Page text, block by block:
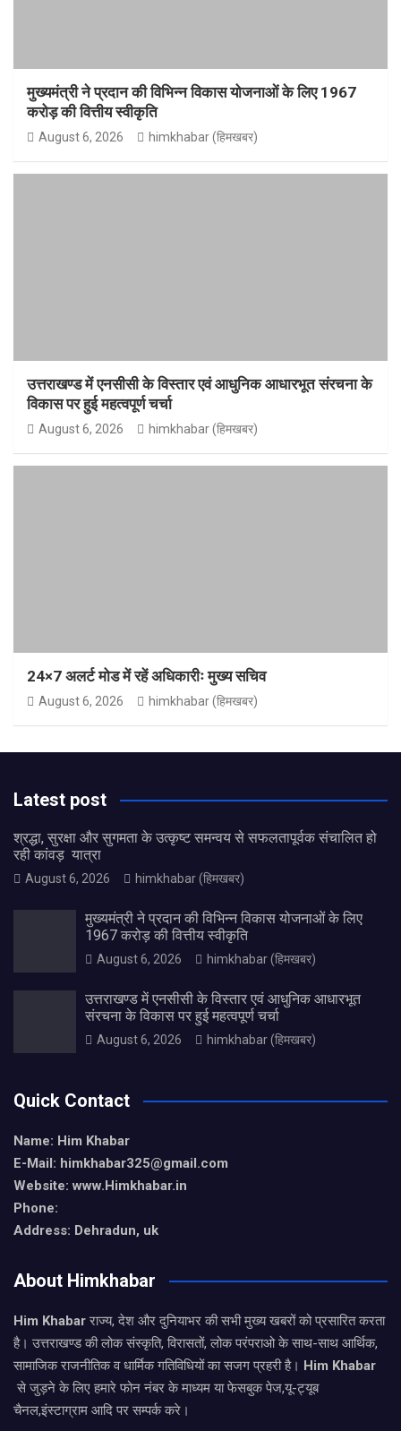
मुख्यमंत्री ने प्रदान की विभिन्न विकास योजनाओं के लिए 1967
करोड़ की वित्तीय स्वीकृति
August 6, 2026 himkhabar (हिमखबर)
उत्तराखण्ड में एनसीसी के विस्तार एवं आधुनिक आधारभूत संरचना के
विकास पर हुई महत्वपूर्ण चर्चा
August 6, 2026 himkhabar (हिमखबर)
24×7 अलर्ट मोड में रहें अधिकारीः मुख्य सचिव
August 6, 2026 himkhabar (हिमखबर)
Latest post
श्रद्धा, सुरक्षा और सुगमता के उत्कृष्ट समन्वय से सफलतापूर्वक संचालित हो
रही कांवड़ यात्रा
August 6, 2026 himkhabar (हिमखबर)
मुख्यमंत्री ने प्रदान की विभिन्न विकास योजनाओं के लिए
1967 करोड़ की वित्तीय स्वीकृति
August 6, 2026 himkhabar (हिमखबर)
उत्तराखण्ड में एनसीसी के विस्तार एवं आधुनिक आधारभूत
संरचना के विकास पर हुई महत्वपूर्ण चर्चा
August 6, 2026 himkhabar (हिमखबर)
Quick Contact
Name: Him Khabar
E-Mail: himkhabar325@gmail.com
Website: www.Himkhabar.in
Phone:
Address: Dehradun, uk
About Himkhabar
Him Khabarराज्य, देश और दुनियाभर की सभी मुख्य खबरों को प्रसारित करता
है। उत्तराखण्ड की लोक संस्कृति, विरासतों, लोक परंपराओ के साथ-साथ आर्थिक,
सामाजिक राजनीतिक व धार्मिक गतिविधियों का सजग प्रहरी है। Him Khabar
से जुड़ने के लिए हमारे फोन नंबर के माध्यम या फेसबुक पेज,यू-ट्यूब
चैनल,इंस्टाग्राम आदि पर सम्पर्क करे।